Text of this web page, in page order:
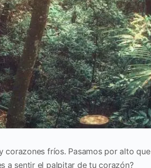
corazones fríos. Pasamos por alto que
a sentir el palpitar de tucorazón?